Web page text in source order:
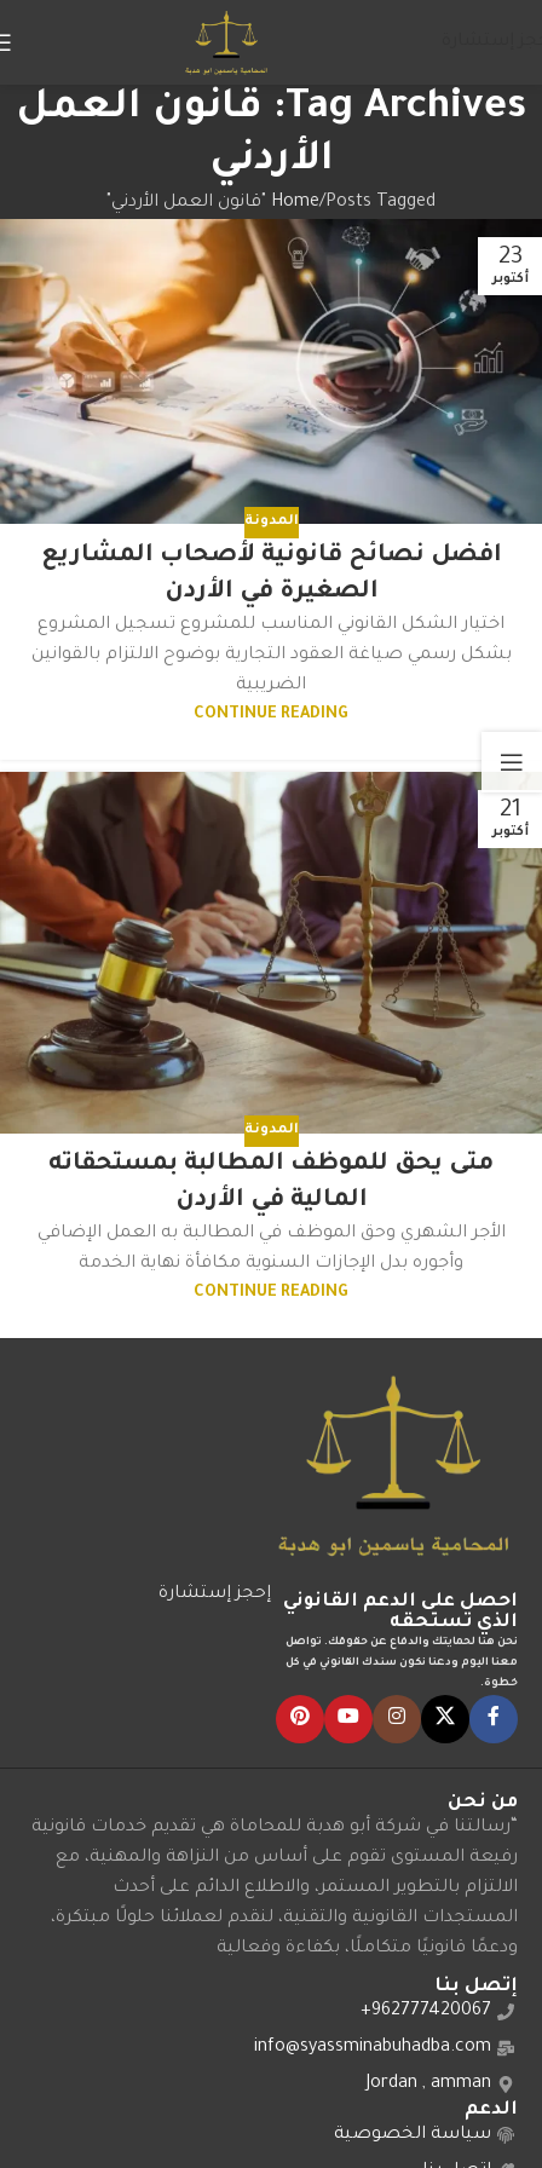
Tag Archives: قانون العمل
الأردني
Home Posts Tagged "قانون العمل الأردني"
23
أكتوبر
المدونة
افضل نصائح قانونية لأصحاب المشاريع
الصغيرة في الأردن
اختيار الشكل القانوني المناسب للمشروع تسجيل المشروع
بشكل رسمي صياغة العقود التجارية بوضوح الالتزام بالقوانين
الضريبية
CONTINUE READING
21
أكتوبر
المدونة
متى يحق للموظف المطالبة بمستحقاته
المالية في الأردن
الأجر الشهري وحق الموظف في المطالبة به العمل الإضافي
وأجوره بدل الإجازات السنوية مكافأة نهاية الخدمة
CONTINUE READING
احصل على الدعم القانوني
الذي تستحقه
نحن هنا لحمايتك والدفاع عن حقوقك. تواصل
معنا اليوم ودعنا نكون سندك القانوني في كل
خطوة.
إحجز إستشارة
من نحن
“رسالتنا في شركة أبو هدبة للمحاماة هي تقديم خدمات قانونية
رفيعة المستوى تقوم على أساس من النزاهة والمهنية، مع
الالتزام بالتطوير المستمر، والاطلاع الدائم على أحدث
المستجدات القانونية والتقنية، لنقدم لعملائنا حلولًا مبتكرة،
ودعمًا قانونيًا متكاملًا، بكفاءة وفعالية
إتصل بنا
962777420067+
info@syassminabuhadba.com
Jordan , amman
الدعم
سياسة الخصوصية